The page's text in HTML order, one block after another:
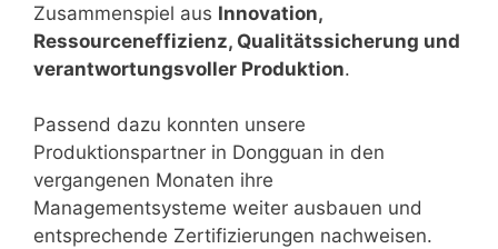
Zusammenspiel aus Innovation,
Ressourceneffizienz, Qualitätssicherung und
verantwortungsvoller Produktion.
Passend dazu konnten unsere
Produktionspartner in Dongguan in den
vergangenen Monaten ihre
Managementsysteme weiter ausbauen und
entsprechende Zertifizierungen nachweisen.